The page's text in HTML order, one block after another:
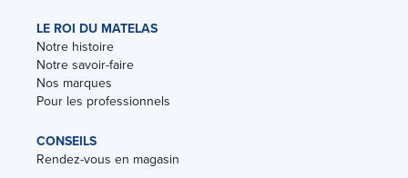
LE ROI DU MATELAS
Notre histoire
Notre savoir-faire
Nos marques
Pour les professionnels
CONSEILS
Rendez-vous en magasin